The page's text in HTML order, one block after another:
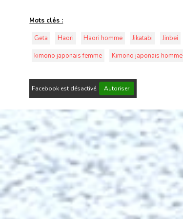
Mots clés :
Geta
Haori Haori homme Jikatabi Jinbei
kimono japonais femme
Kimono japonais homme
Facebook est désactivé. Autoriser